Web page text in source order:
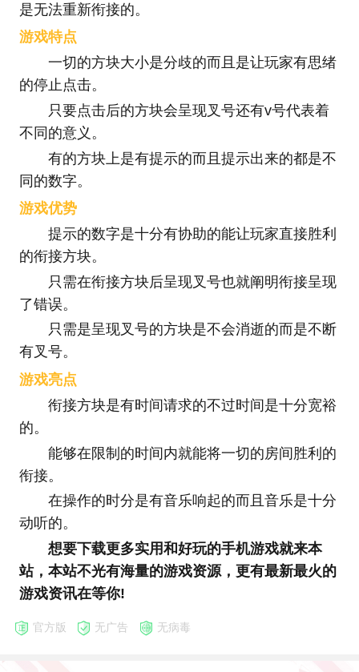
是无法重新衔接的。
游戏特点
一切的方块大小是分歧的而且是让玩家有思绪
的停止点击。
只要点击后的方块会呈现叉号还有v号代表着
不同的意义。
有的方块上是有提示的而且提示出来的都是不
同的数字。
游戏优势
提示的数字是十分有协助的能让玩家直接胜利
的衔接方块。
只需在衔接方块后呈现叉号也就阐明衔接呈现
了错误。
只需是呈现叉号的方块是不会消逝的而是不断
有叉号。
游戏亮点
衔接方块是有时间请求的不过时间是十分宽裕
的。
能够在限制的时间内就能将一切的房间胜利的
衔接。
在操作的时分是有音乐响起的而且音乐是十分
动听的。
想要下载更多实用和好玩的手机游戏就来本
站，本站不光有海量的游戏资源，更有最新最火的
游戏资讯在等你!
官方版 无广告 无病毒